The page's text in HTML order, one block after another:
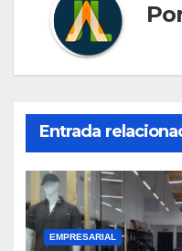
Entrada
EMPRESARIAL